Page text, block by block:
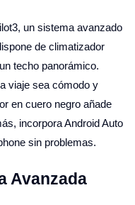
un sistema avanzado
de climatizador
techo panorámico.
viaje sea cómodo y
en cuero negro añade
incorpora Android Auto
sin problemas.
Avanzada